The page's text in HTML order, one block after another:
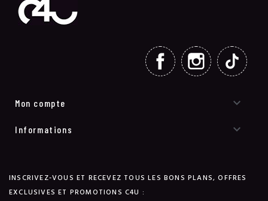
FACEBOOK INSTAGRAM
Mon compte 
Informations 
INSCRIVEZ-VOUS ET RECEVEZ TOUS LES BONS PLANS, OFFRES
EXCLUSIVES ET PROMOTIONS C4U :